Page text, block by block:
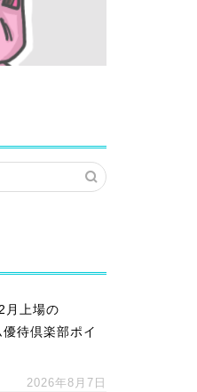
月上場の
待倶楽部ポイ
2026年8月7日